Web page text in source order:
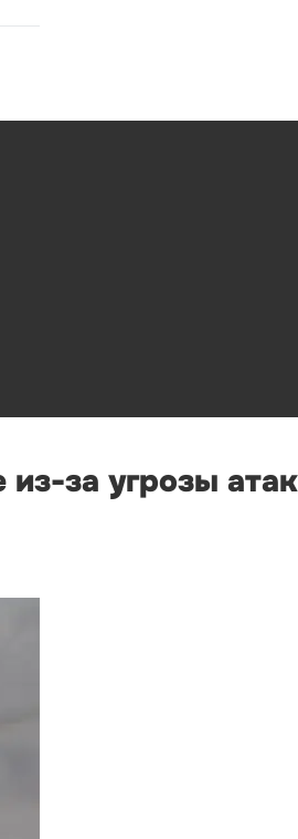
за угрозы атак